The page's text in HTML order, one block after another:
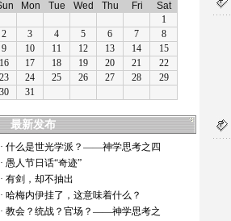
最新发布
· 什么是世光学派？——神学思考之四
· 愚人节日话“奇迹”
· 有剑，却不抽出
· 哈梅内伊挂了，这意味着什么？
· 教会？统战？官场？——神学思考之